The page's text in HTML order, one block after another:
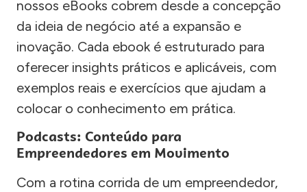
nossos eBooks cobrem desde a concepção
da ideia de negócio até a expansão e
inovação. Cada ebook é estruturado para
oferecer insights práticos e aplicáveis, com
exemplos reais e exercícios que ajudam a
colocar o conhecimento em prática.
Podcasts: Conteúdo para
Empreendedores em Movimento
Com a rotina corrida de um empreendedor,